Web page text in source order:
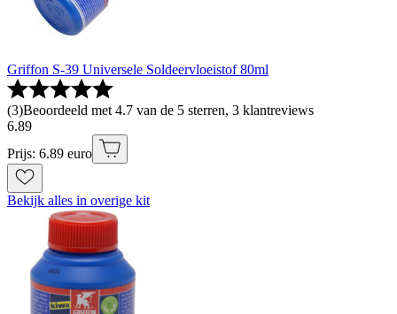
Griffon S-39 Universele Soldeervloeistof 80ml
(3)Beoordeeld met 4.7 van de 5 sterren, 3 klantreviews
6.89
Prijs: 6.89 euro
Bekijk alles in overige kit